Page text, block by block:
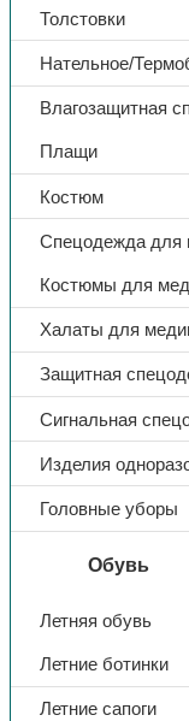
Толстовки
Нательное/
Влагозащитная
Плащи
Костюм
Спецодежда для
Костюмы для
Халаты для
Защитная
Сигнальная
Изделия
Головные уборы
Обувь
Летняя обувь
Летние ботинки
Летние сапоги